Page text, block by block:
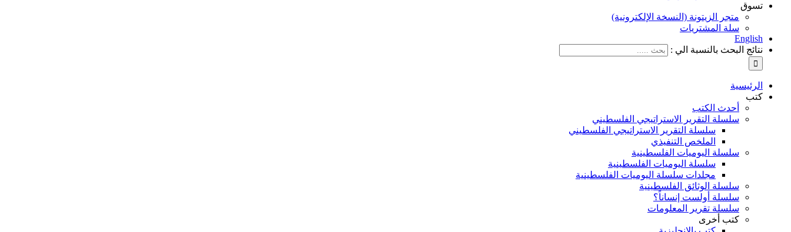
تسوق
متجر الزيتونة (النسخة الإلكترونية)
سلة المشتريات
English
نتائج البحث بالنسبة الي :
الرئيسية
كتب
أحدث الكتب
سلسلة التقرير الاستراتيجي الفلسطيني
سلسلة التقرير الاستراتيجي الفلسطيني
الملخص التنفيذي
سلسلة اليوميات الفلسطينية
سلسلة اليوميات الفلسطينية
مجلدات سلسلة اليوميات الفلسطينية
سلسلة الوثائق الفلسطينية
سلسلة أولست إنساناً؟
سلسلة تقرير المعلومات
كتب أخرى